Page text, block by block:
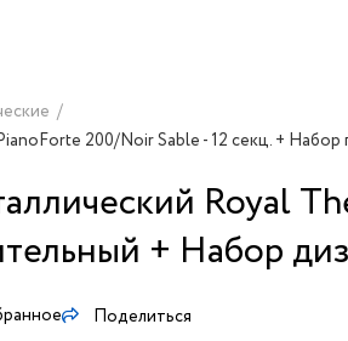
/
200/Noir Sable - 12 секц. +
Royal
+ Набор
Поделиться